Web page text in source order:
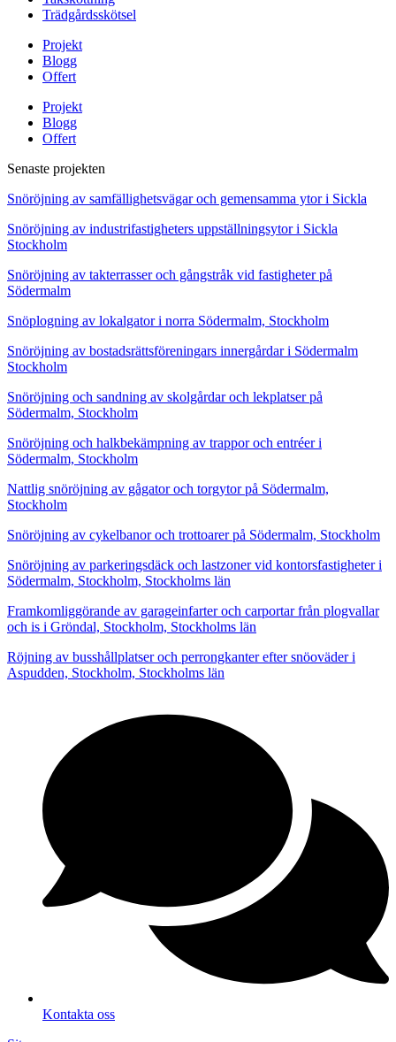
Trädgårdsskötsel
Projekt
Blogg
Offert
Projekt
Blogg
Offert
Senaste projekten
Snöröjning av samfällighetsvägar och gemensamma ytor i Sickla
Snöröjning av industrifastigheters uppställningsytor i Sickla
Stockholm
Snöröjning av takterrasser och gångstråk vid fastigheter på
Södermalm
Snöplogning av lokalgator i norra Södermalm, Stockholm
Snöröjning av bostadsrättsföreningars innergårdar i Södermalm
Stockholm
Snöröjning och sandning av skolgårdar och lekplatser på
Södermalm, Stockholm
Snöröjning och halkbekämpning av trappor och entréer i
Södermalm, Stockholm
Nattlig snöröjning av gågator och torgytor på Södermalm,
Stockholm
Snöröjning av cykelbanor och trottoarer på Södermalm, Stockholm
Snöröjning av parkeringsdäck och lastzoner vid kontorsfastigheter i
Södermalm, Stockholm, Stockholms län
Framkomliggörande av garageinfarter och carportar från plogvallar
och is i Gröndal, Stockholm, Stockholms län
Röjning av busshållplatser och perrongkanter efter snöoväder i
Aspudden, Stockholm, Stockholms län
Kontakta oss